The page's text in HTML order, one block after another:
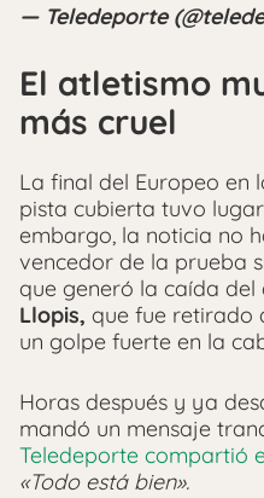
— Teledeporte
El atletismo
más cruel
​La final del Europeo en
pista cubierta tuvo
embargo, la noticia no
vencedor de la prueba
que generó la caída del
Llopis, que fue retirado
un golpe fuerte en la
Horas después y ya
mandó un mensaje
Teledeporte compartió
«Todo está bien».